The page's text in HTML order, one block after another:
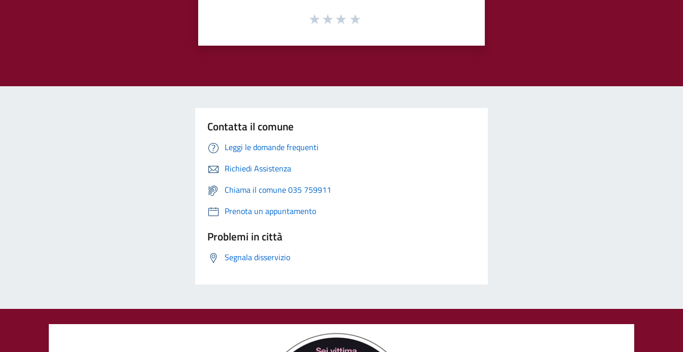
Contatta il comune
Leggi le domande frequenti
Richiedi Assistenza
Chiama il comune 035 759911
Prenota un appuntamento
Problemi in città
Segnala disservizio